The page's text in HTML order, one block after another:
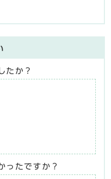
たか？
ったですか？